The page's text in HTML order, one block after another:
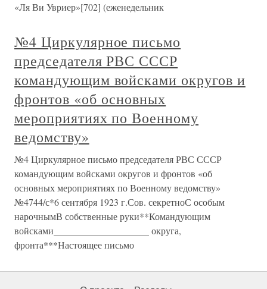
«Ля Ви Увриер»[702] (еженедельник
№4 Циркулярное письмо
председателя РВС СССР
командующим войсками округов и
фронтов «об основных
мероприятиях по Военному
ведомству»
№4 Циркулярное письмо председателя РВС СССР
командующим войсками округов и фронтов «об
основных мероприятиях по Военному ведомству»
№4744/с*6 сентября 1923 г.Сов. секретноС особым
нарочнымВ собственные руки**Командующим
войсками____________________ округа,
фронта***Настоящее письмо